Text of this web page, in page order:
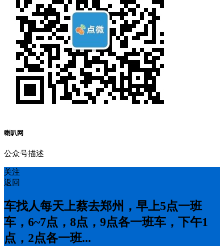
喇叭网
公众号描述
关注
返回
车找人每天上蔡去郑州，早上5点一班
车，6~7点，8点，9点各一班车，下午1
点，2点各一班...